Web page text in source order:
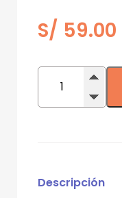
S/ 59.00
Incendiar
–
en
Descripción